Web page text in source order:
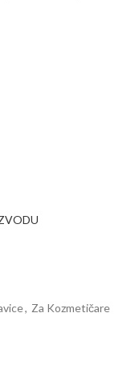
, Za Kozmetičare